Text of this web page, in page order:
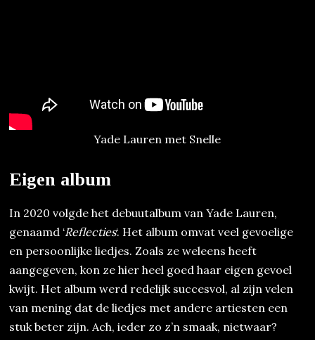
Yade Lauren met Snelle
Eigen album
In 2020 volgde het debuutalbum van Yade Lauren,
genaamd ‘Reflecties‘. Het album omvat veel gevoelige
en persoonlijke liedjes. Zoals ze weleens heeft
aangegeven, kon ze hier heel goed haar eigen gevoel
kwijt. Het album werd redelijk succesvol, al zijn velen
van mening dat de liedjes met andere artiesten een
stuk beter zijn. Ach, ieder zo z’n smaak, nietwaar?